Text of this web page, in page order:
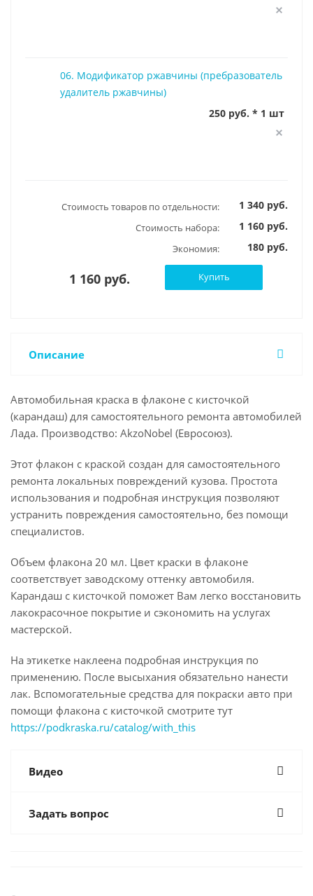
06. Модификатор ржавчины (пребразователь
удалитель ржавчины)
250 руб. * 1 шт
Стоимость товаров по отдельности: 1 340 руб.
Стоимость набора: 1 160 руб.
Экономия: 180 руб.
1 160 руб. Купить
Описание
Автомобильная краска в флаконе с кисточкой
(карандаш) для самостоятельного ремонта автомобилей
Лада. Производство: AkzoNobel (Евросоюз).
Этот флакон с краской создан для самостоятельного
ремонта локальных повреждений кузова. Простота
использования и подробная инструкция позволяют
устранить повреждения самостоятельно, без помощи
специалистов.
Объем флакона 20 мл. Цвет краски в флаконе
соответствует заводскому оттенку автомобиля.
Карандаш с кисточкой поможет Вам легко восстановить
лакокрасочное покрытие и сэкономить на услугах
мастерской.
На этикетке наклеена подробная инструкция по
применению. После высыхания обязательно нанести
лак. Вспомогательные средства для покраски авто при
помощи флакона с кисточкой смотрите тут
https://podkraska.ru/catalog/with_this
Видео
Задать вопрос